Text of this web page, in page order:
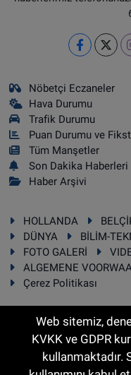
Nöbetçi Eczaneler
Hava Durumu
Trafik Durumu
Puan Durumu ve
Tüm Manşetler
Son Dakika Haberleri
Haber Arşivi
HOLLANDA
DÜNYA
BİLİM-
FOTO GALERİ
ALGEMENE
Çerez Politikası
RSS Copyright
Web sitemiz,
KVKK ve GDPR
kullanmaktadır.